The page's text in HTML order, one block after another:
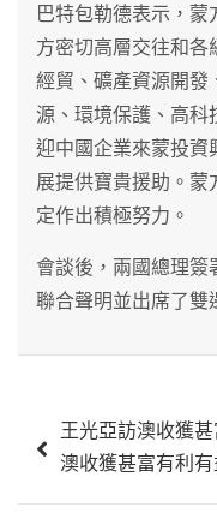
巴特包勒德表示，
方密切高層交往和各
經貿、礦產資源開發
源、環境保護、高
迎中國企業來蒙投資
展提供寶貴援助。
定作出積極努力。
會談後，兩國總理簽
聯合聲明並出席了雙
章
王光亞訪澳收獲
澳收獲甚富有利